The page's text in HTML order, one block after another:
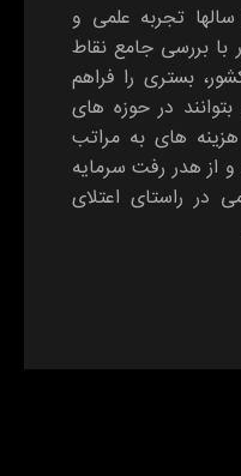
سالها تجربه علمی و
با بررسی جامع نقاط
بستری را فراهم
در حوزه های
های به مراتب
و از هدر رفت سرمایه
در راستای اعتلای